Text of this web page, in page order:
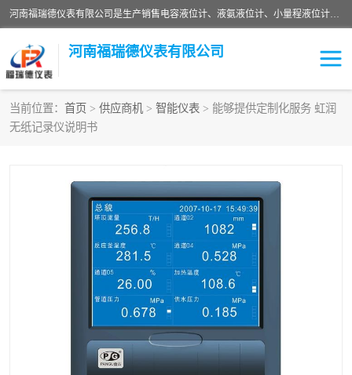
河南福瑞德仪表有限公司是生产销售电容液位计、液氨液位计、小量程液位计定制、智能锅炉水位计、液氮液位计等；并在产品开发、研制的过程中，吸取国内外仪器仪表的技术精华，建立了一支高、精、尖的科研开发队伍，使产品性能不断升级。
河南福瑞德仪表有限公司
当前位置： 首页 > 供应商机 > 智能仪表 > 能够提供定制化服务 虹润
无纸记录仪说明书
液位计
液氮液位计
液位计传感器定制
物位计
测漏仪
温度变送器 锅炉水位计